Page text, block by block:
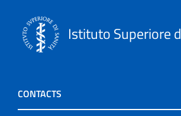
Istituto Superiore
CONTACTS